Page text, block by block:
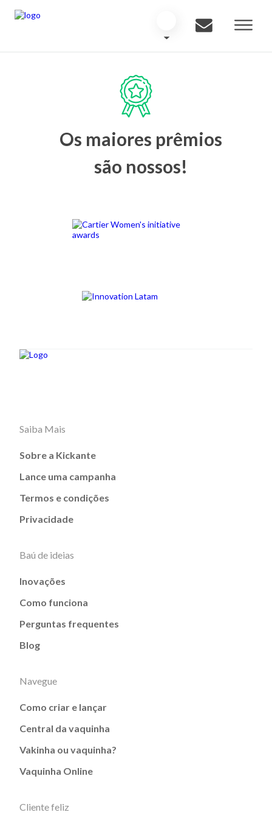
Os maiores prêmios
são nossos!
Saiba Mais
Sobre a Kickante
Lance uma campanha
Termos e condições
Privacidade
Baú de ideias
Inovações
Como funciona
Perguntas frequentes
Blog
Navegue
Como criar e lançar
Central da vaquinha
Vakinha ou vaquinha?
Vaquinha Online
Cliente feliz